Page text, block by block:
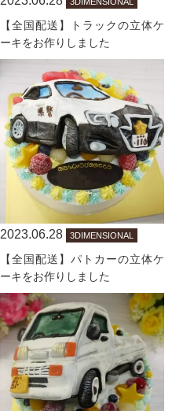
【全国配送】トラックの立体ケ
ーキをお作りしました
2023.06.28 3DIMENSIONAL
【全国配送】パトカーの立体ケ
ーキをお作りしました